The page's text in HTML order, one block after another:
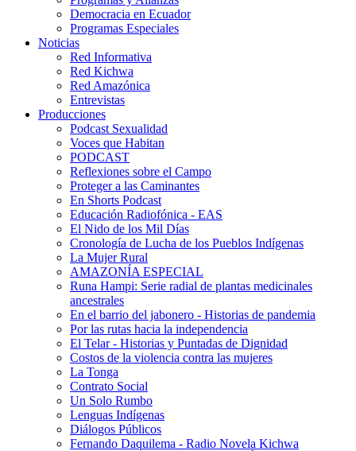
Democracia en Ecuador
Programas Especiales
Noticias
Red Informativa
Red Kichwa
Red Amazónica
Entrevistas
Producciones
Podcast Sexualidad
Voces que Habitan
PODCAST
Reflexiones sobre el Campo
Proteger a las Caminantes
En Shorts Podcast
Educación Radiofónica - EAS
El Nido de los Mil Días
Cronología de Lucha de los Pueblos Indígenas
La Mujer Rural
AMAZONÍA ESPECIAL
Runa Hampi: Serie radial de plantas medicinales
ancestrales
En el barrio del jabonero - Historias de pandemia
Por las rutas hacia la independencia
El Telar - Historias y Puntadas de Dignidad
Costos de la violencia contra las mujeres
La Tonga
Contrato Social
Un Solo Rumbo
Lenguas Indígenas
Diálogos Públicos
Fernando Daquilema - Radio Novela Kichwa